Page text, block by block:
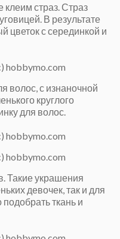
клеим страз. Страз
В результате
цветок с серединкой и
волос, с изнаночной
круглого
для волос.
Такие украшения
девочек, так и для
ткань и